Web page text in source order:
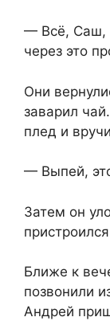
— Всё, Саш,
через это
Они
заварил
плед и
— Выпей,
Затем он
Ближе к
позвонили
Андрей